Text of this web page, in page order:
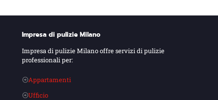
Impresa di pulizie Milano
Impresa di pulizie Milano offre servizi di pulizie
professionali per:
Appartamenti
Ufficio